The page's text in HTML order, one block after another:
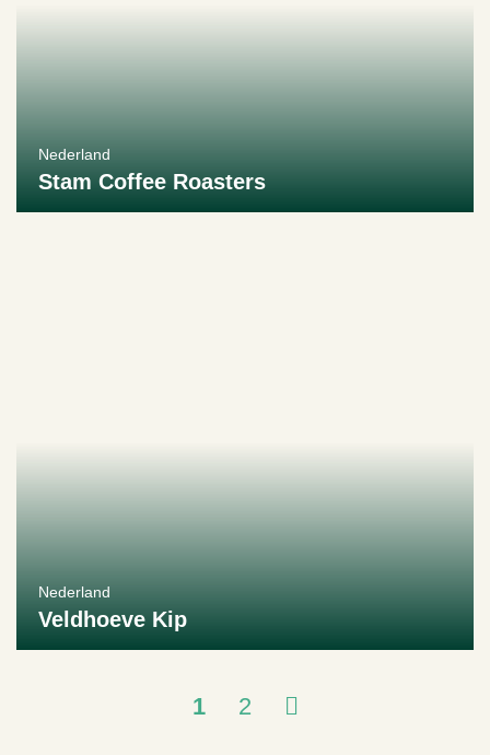
Nederland
Stam Coffee Roasters
Nederland
Veldhoeve Kip
1 2